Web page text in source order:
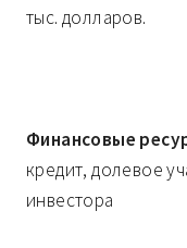
тыс. долларов.
Финансовые
кредит, долевое
инвестора